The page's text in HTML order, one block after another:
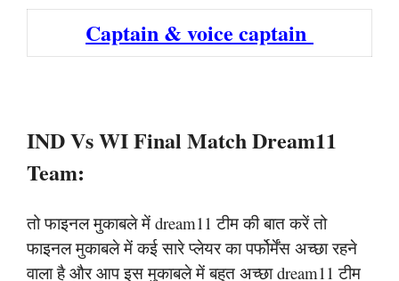
Captain & voice captain
IND Vs WI Final Match Dream11
Team:
तो फाइनल मुकाबले में dream11 टीम की बात करें तो
फाइनल मुकाबले में कई सारे प्लेयर का पर्फोर्मेंस अच्छा रहने
वाला है और आप इस मुकाबले में बहुत अच्छा dream11 टीम